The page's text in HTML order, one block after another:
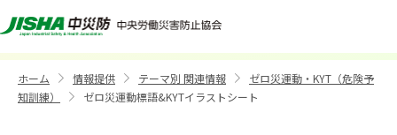
ゼロ災運動標語&KYTイラストシート
ホーム >情報提供 >テーマ別 関連情報 >ゼロ災運動・KYT（危険予
知訓練）
>ゼロ災運動標語&KYTイラストシート